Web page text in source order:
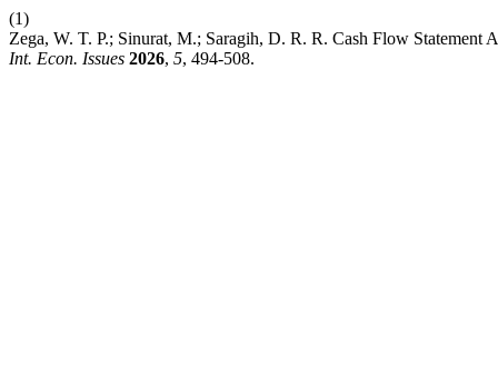
(1)
Zega, W. T. P.; Sinurat, M.; Saragih, D. R. R. Cash Flow
Int. Econ. Issues 2026, 5, 494-508.